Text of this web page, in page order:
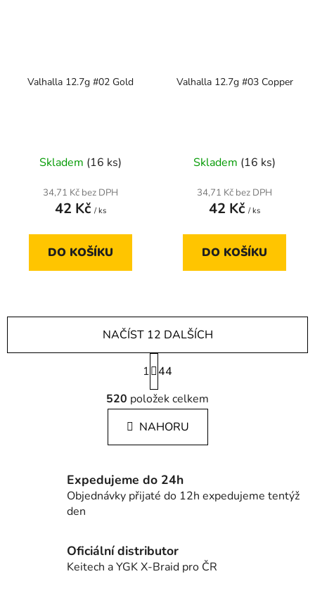
Valhalla 12.7g #02 Gold
Skladem (16 ks)
34,71 Kč bez DPH
42 Kč / ks
DO KOŠÍKU
Valhalla 12.7g #03 Copper
Skladem (16 ks)
34,71 Kč bez DPH
42 Kč / ks
DO KOŠÍKU
O
v
l
á
d
c
í
v
k
y
NAČÍST 12 DALŠÍCH
S
t
r
á
n
k
n
í
1 44
520 položek celkem
NAHORU
Expedujeme do 24h
Objednávky přijaté do 12h expedujeme tentýž
den
Oficiální distributor
Keitech a YGK X-Braid pro ČR